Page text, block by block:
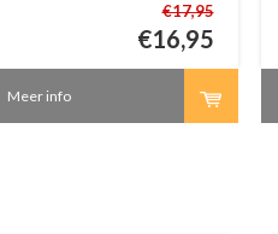
€17,95
€16,95
Meer info